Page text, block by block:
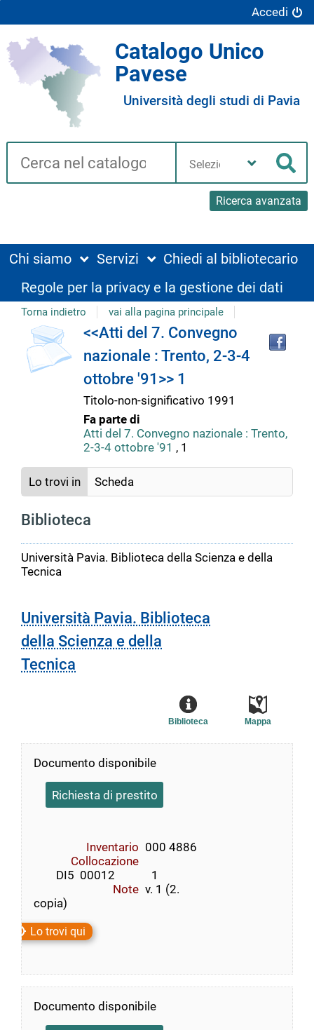
Accedi
Catalogo Unico
Pavese
Università degli studi di Pavia
Cerca su "Catalogo"
Ricerca avanzata
biblioteca
Chi siamo Servizi
Chiedi al bibliotecario
Regole per la privacy e la gestione dei dati
Torna indietro vai alla pagina principale
Dettaglio
del
documento
copertina
<<Atti del 7. Convegno
nazionale : Trento, 2-3-4
ottobre '91>> 1
Titolo-non-significativo 1991
Fa parte di
Atti del 7. Convegno nazionale : Trento,
2-3-4 ottobre '91 , 1
Lo trovi in Scheda
Biblioteca
Università Pavia. Biblioteca della Scienza e della
Tecnica
Università Pavia. Biblioteca
della Scienza e della
Tecnica
Mappa
Biblioteca
Documento disponibile
Richiesta di prestito
Inventario 000 4886
Collocazione
        DI5  00012             1
Note v. 1 (2.
copia)
Lo trovi qui
Documento disponibile